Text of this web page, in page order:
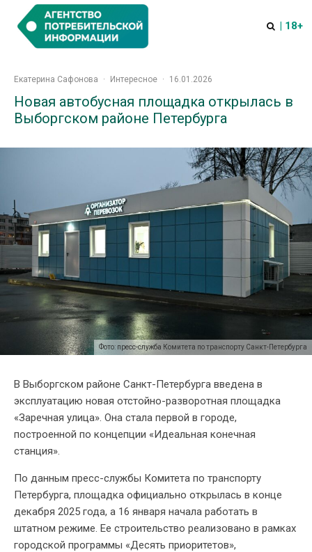
| 18+
Екатерина Сафонова · Интересное · 16.01.2026
Новая автобусная площадка открылась в
Выборгском районе Петербурга
Фото: пресс-служба Комитета по транспорту Санкт-Петербурга
В Выборгском районе Санкт-Петербурга введена в
эксплуатацию новая отстойно-разворотная площадка
«Заречная улица». Она стала первой в городе,
построенной по концепции «Идеальная конечная
станция».
По данным пресс-службы Комитета по транспорту
Петербурга, площадка официально открылась в конце
декабря 2025 года, а 16 января начала работать в
штатном режиме. Ее строительство реализовано в рамках
городской программы «Десять приоритетов»,